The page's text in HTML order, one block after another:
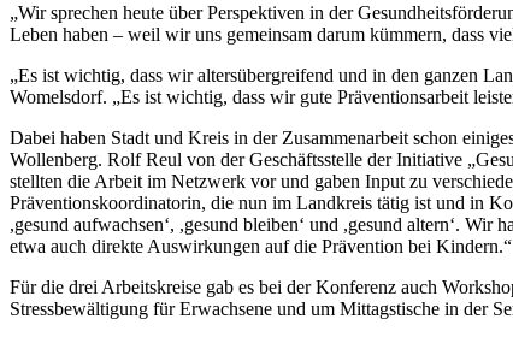
„Wir sprechen heute über Perspektiven in der
Leben haben – weil wir uns gemeinsam darum kümmern, dass
„Es ist wichtig, dass wir altersübergreifend und in den ganzen
Womelsdorf. „Es ist wichtig, dass wir gute Präventionsarbeit
Dabei haben Stadt und Kreis in der Zusammenarbeit schon
Wollenberg. Rolf Reul von der Geschäftsstelle der Initiative
stellten die Arbeit im Netzwerk vor und gaben Input zu
Präventionskoordinatorin, die nun im Landkreis tätig ist und in
,gesund aufwachsen‘, ,gesund bleiben‘ und ,gesund altern‘.
etwa auch direkte Auswirkungen auf die Prävention bei Kindern.“
Für die drei Arbeitskreise gab es bei der Konferenz auch
Stressbewältigung für Erwachsene und um Mittagstische in der